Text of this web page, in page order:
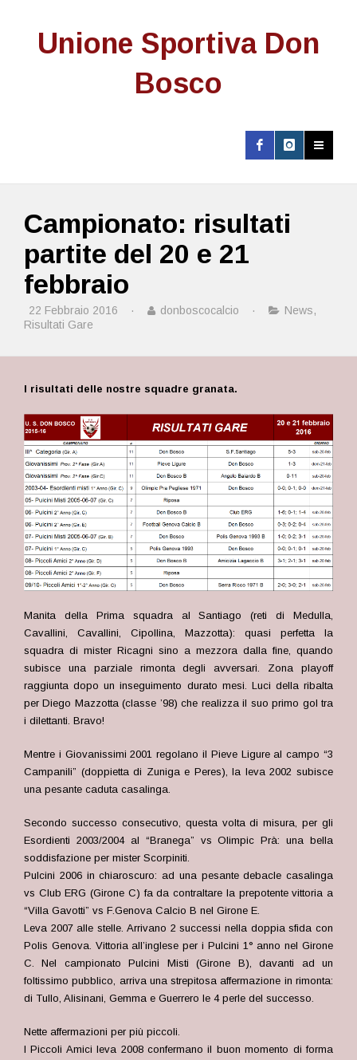
Unione Sportiva Don
Bosco
Campionato: risultati
partite del 20 e 21
febbraio
22 Febbraio 2016 · donboscocalcio · News,
Risultati Gare
I risultati delle nostre squadre granata.
Manita della Prima squadra al Santiago (reti di Medulla,
Cavallini, Cavallini, Cipollina, Mazzotta): quasi perfetta la
squadra di mister Ricagni sino a mezzora dalla fine, quando
subisce una parziale rimonta degli avversari. Zona playoff
raggiunta dopo un inseguimento durato mesi. Luci della ribalta
per Diego Mazzotta (classe ’98) che realizza il suo primo gol tra
i dilettanti. Bravo!
Mentre i Giovanissimi 2001 regolano il Pieve Ligure al campo “3
Campanili” (doppietta di Zuniga e Peres), la leva 2002 subisce
una pesante caduta casalinga.
Secondo successo consecutivo, questa volta di misura, per gli
Esordienti 2003/2004 al “Branega” vs Olimpic Prà: una bella
soddisfazione per mister Scorpiniti.
Pulcini 2006 in chiaroscuro: ad una pesante debacle casalinga
vs Club ERG (Girone C) fa da contraltare la prepotente vittoria a
“Villa Gavotti” vs F.Genova Calcio B nel Girone E.
Leva 2007 alle stelle. Arrivano 2 successi nella doppia sfida con
Polis Genova. Vittoria all’inglese per i Pulcini 1° anno nel Girone
C. Nel campionato Pulcini Misti (Girone B), davanti ad un
foltissimo pubblico, arriva una strepitosa affermazione in rimonta:
di Tullo, Alisinani, Gemma e Guerrero le 4 perle del successo.
Nette affermazioni per più piccoli.
I Piccoli Amici leva 2008 confermano il buon momento di forma